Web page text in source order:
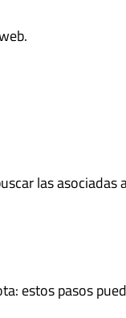
las
estos pasos